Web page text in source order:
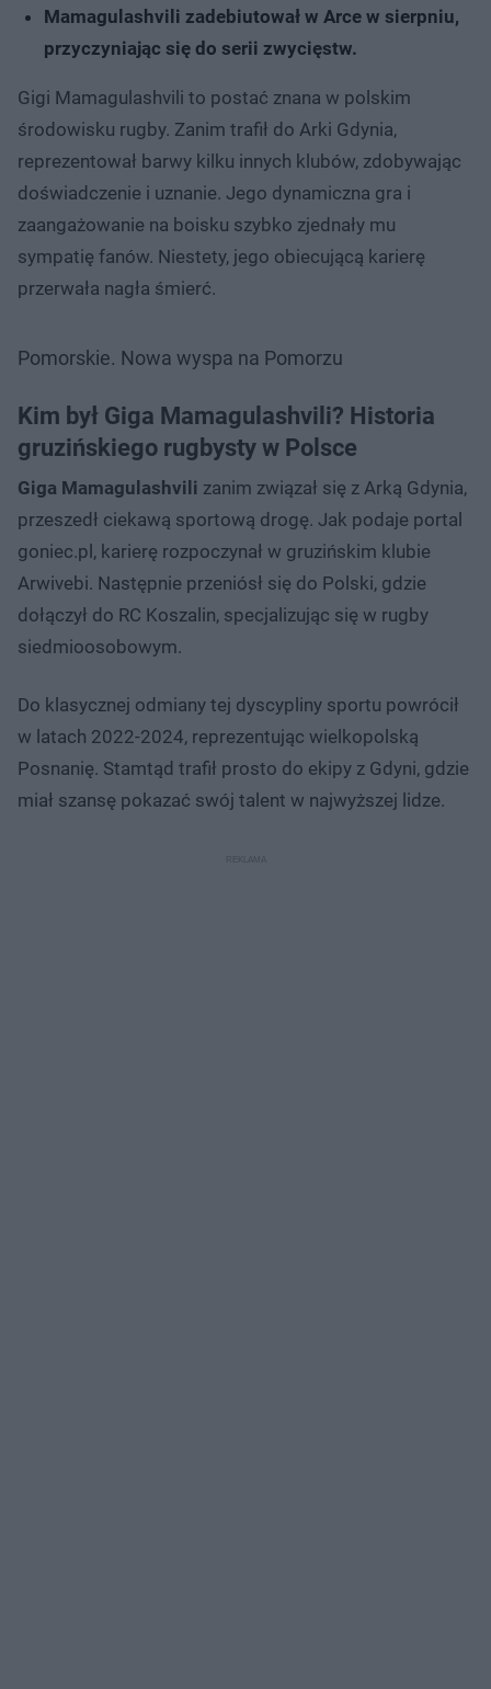
Mamagulashvili zadebiutował w Arce w sierpniu,
przyczyniając się do serii zwycięstw.
Gigi Mamagulashvili to postać znana w polskim
środowisku rugby. Zanim trafił do Arki Gdynia,
reprezentował barwy kilku innych klubów, zdobywając
doświadczenie i uznanie. Jego dynamiczna gra i
zaangażowanie na boisku szybko zjednały mu
sympatię fanów. Niestety, jego obiecującą karierę
przerwała nagła śmierć.
Pomorskie. Nowa wyspa na Pomorzu
Kim był Giga Mamagulashvili? Historia
gruzińskiego rugbysty w Polsce
Giga Mamagulashvili zanim związał się z Arką Gdynia,
przeszedł ciekawą sportową drogę. Jak podaje portal
goniec.pl, karierę rozpoczynał w gruzińskim klubie
Arwivebi. Następnie przeniósł się do Polski, gdzie
dołączył do RC Koszalin, specjalizując się w rugby
siedmioosobowym.
Do klasycznej odmiany tej dyscypliny sportu powrócił
w latach 2022-2024, reprezentując wielkopolską
Posnanię. Stamtąd trafił prosto do ekipy z Gdyni, gdzie
miał szansę pokazać swój talent w najwyższej lidze.